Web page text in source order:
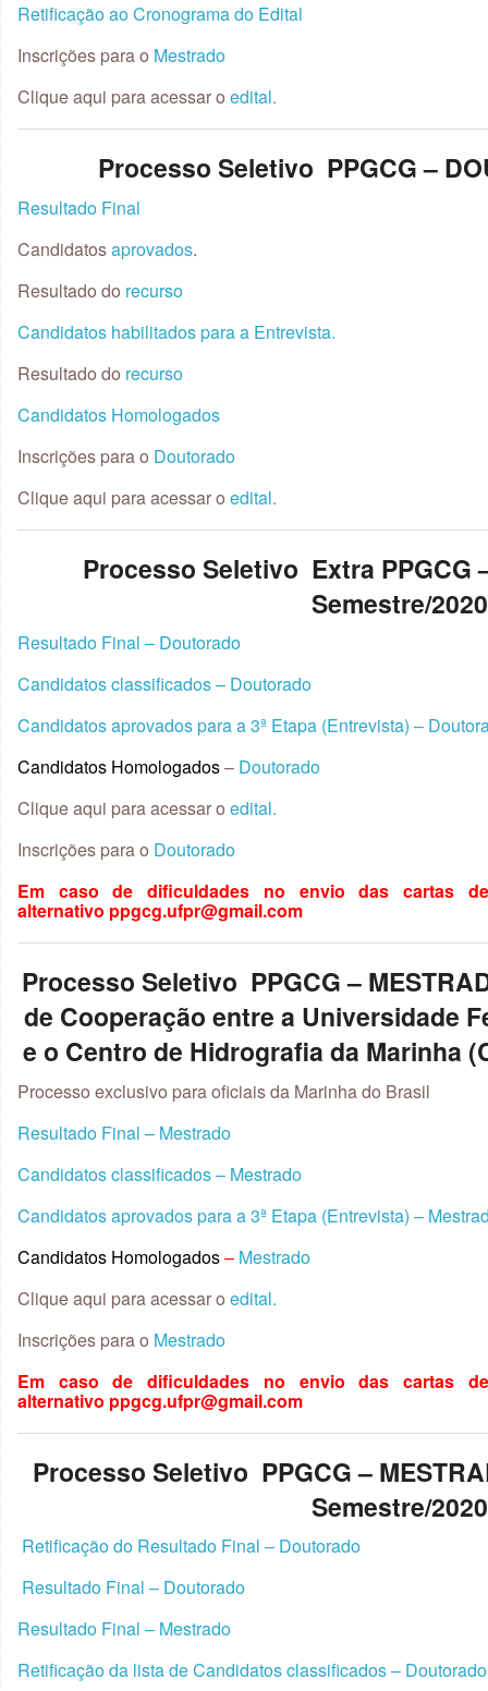
Retificação ao Cronograma do Edital
Inscrições para o Mestrado
Clique aqui para acessar o edital.
Processo Seletivo PPGCG –
Resultado Final
Candidatosaprovados.
Resultado do recurso
Candidatos habilitados para a Entrevista.
Resultado do recurso
Candidatos Homologados
Inscrições para o Doutorado
Clique aqui para acessar o edital.
Processo Seletivo Extra PPGCG
Semestre/2020
Resultado Final – Doutorado
Candidatos classificados – Doutorado
Candidatos aprovados para a 3ª Etapa (Entrevista) –
Candidatos Homologados– Doutorado
Clique aqui para acessar o edital.
Inscrições para o Doutorado
Em caso de dificuldades no envio das cartas
alternativo ppgcg.ufpr@gmail.com
Processo Seletivo PPGCG –
de Cooperação entre a Universidade
e o Centro de Hidrografia da Marinha
Processo exclusivo para oficiais da Marinha do Brasil
Resultado Final – Mestrado
Candidatos classificados – Mestrado
Candidatos aprovados para a 3ª Etapa (Entrevista) –
Candidatos Homologados– Mestrado
Clique aqui para acessar o edital.
Inscrições para o Mestrado
Em caso de dificuldades no envio das cartas
alternativo ppgcg.ufpr@gmail.com
Processo Seletivo PPGCG –
Semestre/2020
Retificação do Resultado Final – Doutorado
Resultado Final – Doutorado
Resultado Final – Mestrado
Retificação da lista de Candidatos classificados – Doutorado